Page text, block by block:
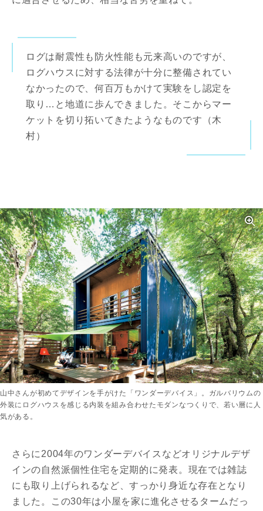
ログは耐震性も防火性能も元来高いのですが、
ログハウスに対する法律が十分に整備されてい
なかったので、何百万もかけて実験をし認定を
取り…と地道に歩んできました。そこからマー
ケットを切り拓いてきたようなものです（木
村）
山中さんが初めてデザインを手がけた「ワンダーデバイス」。ガルバリウムの
外装にログハウスを感じる内装を組み合わせたモダンなつくりで、若い層に人
気がある。
さらに2004年のワンダーデバイスなどオリジナルデザ
インの自然派個性住宅を定期的に発表。現在では雑誌
にも取り上げられるなど、すっかり身近な存在となり
ました。この30年は小屋を家に進化させるタームだっ